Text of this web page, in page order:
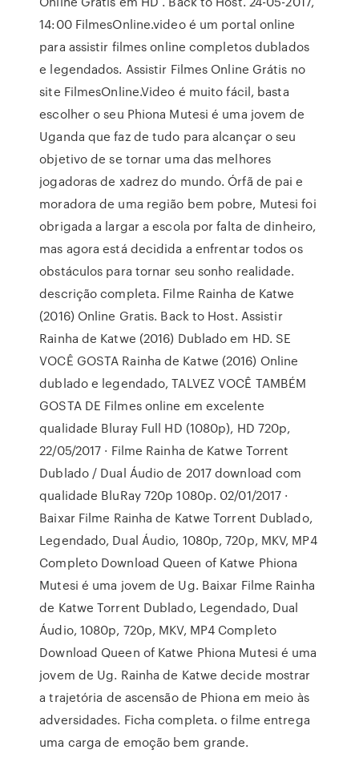
14:00 FilmesOnline.video é um portal online
para assistir filmes online completos dublados
e legendados. Assistir Filmes Online Grátis no
site FilmesOnline.Video é muito fácil, basta
escolher o seu Phiona Mutesi é uma jovem de
Uganda que faz de tudo para alcançar o seu
objetivo de se tornar uma das melhores
jogadoras de xadrez do mundo. Órfã de pai e
moradora de uma região bem pobre, Mutesi foi
obrigada a largar a escola por falta de dinheiro,
mas agora está decidida a enfrentar todos os
obstáculos para tornar seu sonho realidade.
descrição completa. Filme Rainha de Katwe
(2016) Online Gratis. Back to Host. Assistir
Rainha de Katwe (2016) Dublado em HD. SE
VOCÊ GOSTA Rainha de Katwe (2016) Online
dublado e legendado, TALVEZ VOCÊ TAMBÉM
GOSTA DE Filmes online em excelente
qualidade Bluray Full HD (1080p), HD 720p,
22/05/2017 · Filme Rainha de Katwe Torrent
Dublado / Dual Áudio de 2017 download com
qualidade BluRay 720p 1080p. 02/01/2017 ·
Baixar Filme Rainha de Katwe Torrent Dublado,
Legendado, Dual Áudio, 1080p, 720p, MKV, MP4
Completo Download Queen of Katwe Phiona
Mutesi é uma jovem de Ug. Baixar Filme Rainha
de Katwe Torrent Dublado, Legendado, Dual
Áudio, 1080p, 720p, MKV, MP4 Completo
Download Queen of Katwe Phiona Mutesi é uma
jovem de Ug. Rainha de Katwe decide mostrar
a trajetória de ascensão de Phiona em meio às
adversidades. Ficha completa. o filme entrega
uma carga de emoção bem grande.